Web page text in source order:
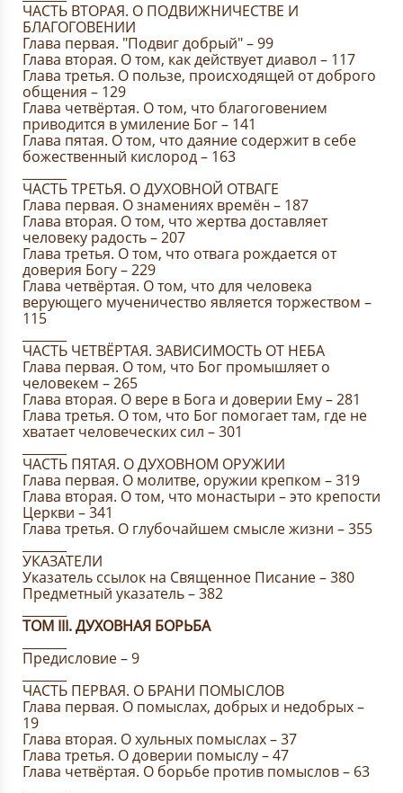
ЧАСТЬ ВТОРАЯ. О ПОДВИЖНИЧЕСТВЕ И
БЛАГОГОВЕНИИ
Глава первая. "Подвиг добрый" – 99
Глава вторая. О том, как действует диавол – 117
Глава третья. О пользе, происходящей от доброго
общения – 129
Глава четвёртая. О том, что благоговением
приводится в умиление Бог – 141
Глава пятая. О том, что даяние содержит в себе
божественный кислород – 163
ЧАСТЬ ТРЕТЬЯ. О ДУХОВНОЙ ОТВАГЕ
Глава первая. О знамениях времён – 187
Глава вторая. О том, что жертва доставляет
человеку радость – 207
Глава третья. О том, что отвага рождается от
доверия Богу – 229
Глава четвёртая. О том, что для человека
верующего мученичество является торжеством –
115
ЧАСТЬ ЧЕТВЁРТАЯ. ЗАВИСИМОСТЬ ОТ НЕБА
Глава первая. О том, что Бог промышляет о
человекем – 265
Глава вторая. О вере в Бога и доверии Ему – 281
Глава третья. О том, что Бог помогает там, где не
хватает человеческих сил – 301
ЧАСТЬ ПЯТАЯ. О ДУХОВНОМ ОРУЖИИ
Глава первая. О молитве, оружии крепком – 319
Глава вторая. О том, что монастыри – это крепости
Церкви – 341
Глава третья. О глубочайшем смысле жизни – 355
УКАЗАТЕЛИ
Указатель ссылок на Священное Писание – 380
Предметный указатель – 382
ТОМ III. ДУХОВНАЯ БОРЬБА
Предисловие – 9
ЧАСТЬ ПЕРВАЯ. О БРАНИ ПОМЫСЛОВ
Глава первая. О помыслах, добрых и недобрых –
19
Глава вторая. О хульных помыслах – 37
Глава третья. О доверии помыслу – 47
Глава четвёртая. О борьбе против помыслов – 63